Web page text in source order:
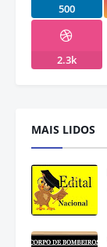
500
2.3k
MAIS LIDOS